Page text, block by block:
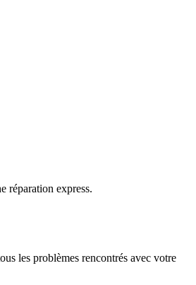
réparation express.
les problèmes rencontrés avec votre